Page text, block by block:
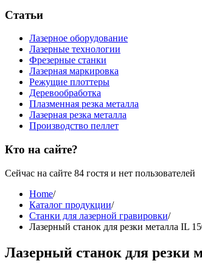
Статьи
Лазерное оборудование
Лазерные технологии
Фрезерные станки
Лазерная маркировка
Режущие плоттеры
Деревообработка
Плазменная резка металла
Лазерная резка металла
Производство пеллет
Кто на сайте?
Сейчас на сайте 84 гостя и нет пользователей
Home/
Каталог продукции/
Станки для лазерной гравировки/
Лазерный станок для резки металла IL
Лазерный станок для резки